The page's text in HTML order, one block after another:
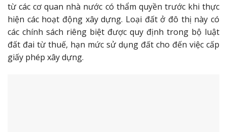
từ các cơ quan nhà nước có thẩm quyền trước khi thực
hiện các hoạt động xây dựng. Loại đất ở đô thị này có
các chính sách riêng biệt được quy định trong bộ luật
đất đai từ thuế, hạn mức sử dụng đất cho đến việc cấp
giấy phép xây dựng.